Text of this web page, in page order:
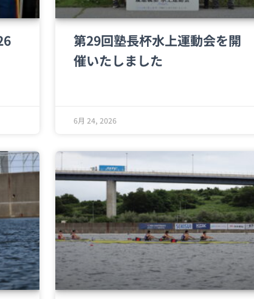
第29回塾長杯水上運動会を開
催いたしました
6月 24, 2026